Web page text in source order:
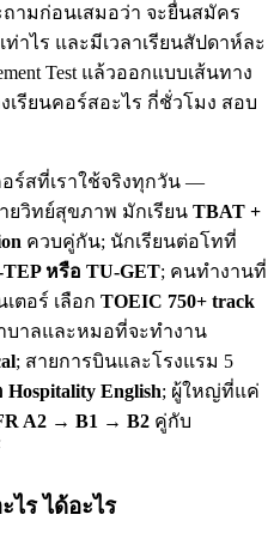
ถามก่อนเสมอว่า จะยื่นสมัคร
าไร และมีเวลาเรียนสัปดาห์ละ
Test แล้วออกแบบเส้นทาง
เรียนคอร์สอะไร กี่ชั่วโมง สอบ
ร์สที่เราใช้จริงทุกวัน —
ยวิทย์สุขภาพ มักเรียน TBAT +
ควบคู่กัน; นักเรียนต่อโทที่
TEP หรือ TU-GET; คนทำงานที่
ตอร์ เลือก TOEIC 750+ track
บาลและหมอที่จะทำงาน
; สายการบินและโรงแรม 5
English; ผู้ใหญ่ที่แค่
A2 → B1 → B2 คู่กับ
ร ได้อะไร